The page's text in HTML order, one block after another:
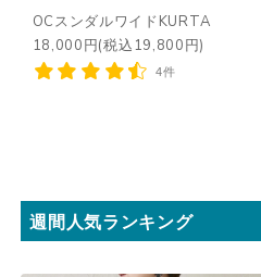
OCスンダルワイドKURTA
18,000円(税込19,800円)
4件
週間人気ランキング